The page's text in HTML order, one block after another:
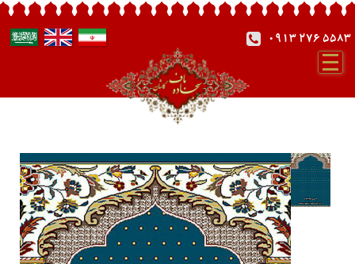
0913 276 5583